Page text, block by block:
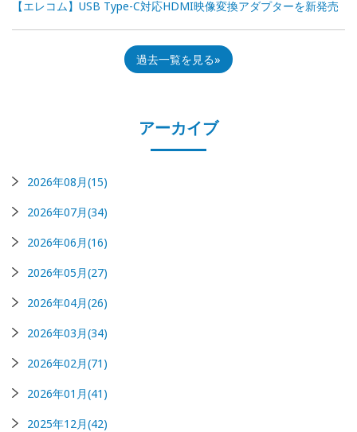
【エレコム】USB Type-C対応HDMI映像変換アダプターを新発売
過去一覧を見る
アーカイブ
2026年08月(15)
2026年07月(34)
2026年06月(16)
2026年05月(27)
2026年04月(26)
2026年03月(34)
2026年02月(71)
2026年01月(41)
2025年12月(42)